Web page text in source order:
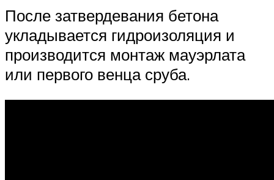
После затвердевания бетона
укладывается гидроизоляция и
производится монтаж мауэрлата
или первого венца сруба.